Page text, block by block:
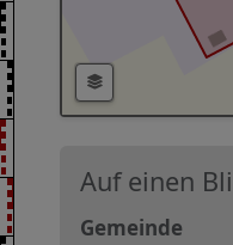
Auf einen
Gemeinde